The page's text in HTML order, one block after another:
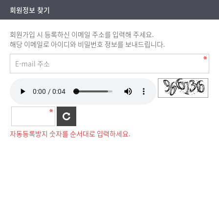
회원정보 찾기
회원가입 시 등록하신 이메일 주소를 입력해 주세요.
해당 이메일로 아이디와 비밀번호 정보를 보내드립니다.
자동등록방지 숫자를 순서대로 입력하세요.